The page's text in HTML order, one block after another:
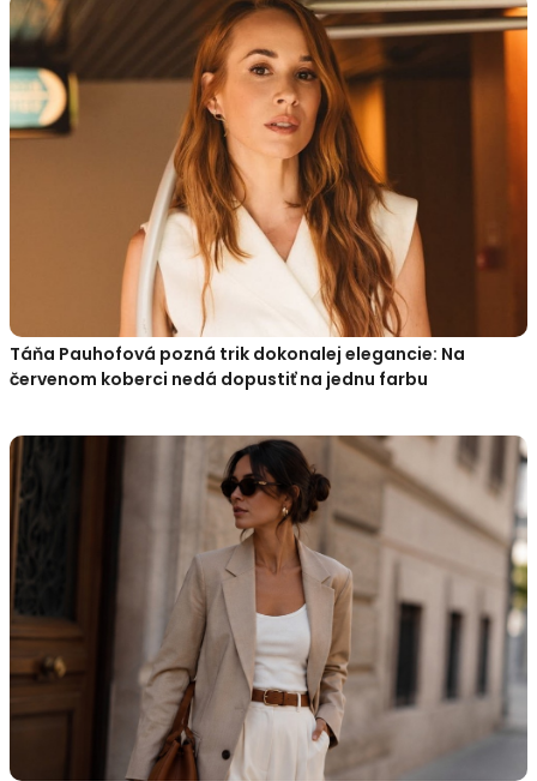
Táňa Pauhofová pozná trik dokonalej elegancie: Na
červenom koberci nedá dopustiť na jednu farbu